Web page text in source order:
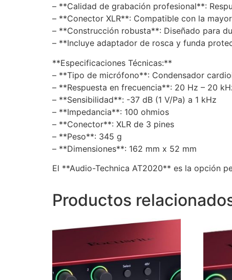
– **Calidad de grabación profesional**:
– **Conector XLR**: Compatible con la
– **Construcción robusta**: Diseñado para
– **Incluye adaptador de rosca y funda
**Especificaciones Técnicas:**
– **Tipo de micrófono**: Condensador
– **Respuesta en frecuencia**: 20 Hz – 20
– **Sensibilidad**: -37 dB (1 V/Pa) a 1 kHz
– **Impedancia**: 100 ohmios
– **Conector**: XLR de 3 pines
– **Peso**: 345 g
– **Dimensiones**: 162 mm x 52 mm
El **Audio-Technica AT2020** es la opción
Productos